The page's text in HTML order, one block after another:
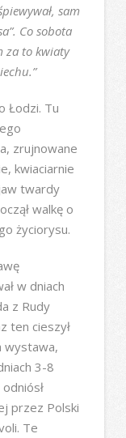
sam
Co sobota
za to kwiaty
Łodzi. Tu
zrujnowane
kwiaciarnie
twardy
walkę o
życiorysu.
w dniach
z Rudy
ten cieszył
wystawa,
3-8
przez Polski
Te